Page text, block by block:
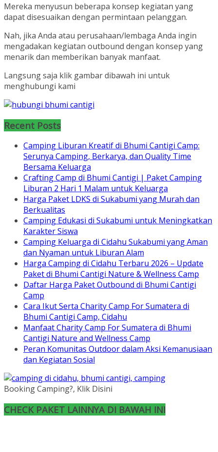
Mereka menyusun beberapa konsep kegiatan yang
dapat disesuaikan dengan permintaan pelanggan.
Nah, jika Anda atau perusahaan/lembaga Anda ingin
mengadakan kegiatan outbound dengan konsep yang
menarik dan memberikan banyak manfaat.
Langsung saja klik gambar dibawah ini untuk
menghubungi kami
Recent Posts
Camping Liburan Kreatif di Bhumi Cantigi Camp:
Serunya Camping, Berkarya, dan Quality Time
Bersama Keluarga
Crafting Camp di Bhumi Cantigi | Paket Camping
Liburan 2 Hari 1 Malam untuk Keluarga
Harga Paket LDKS di Sukabumi yang Murah dan
Berkualitas
Camping Edukasi di Sukabumi untuk Meningkatkan
Karakter Siswa
Camping Keluarga di Cidahu Sukabumi yang Aman
dan Nyaman untuk Liburan Alam
Harga Camping di Cidahu Terbaru 2026 – Update
Paket di Bhumi Cantigi Nature & Wellness Camp
Daftar Harga Paket Outbound di Bhumi Cantigi
Camp
Cara Ikut Serta Charity Camp For Sumatera di
Bhumi Cantigi Camp, Cidahu
Manfaat Charity Camp For Sumatera di Bhumi
Cantigi Nature and Wellness Camp
Peran Komunitas Outdoor dalam Aksi Kemanusiaan
dan Kegiatan Sosial
Booking Camping?, Klik Disini
CHECK PAKET LAINNYA DI BAWAH INI